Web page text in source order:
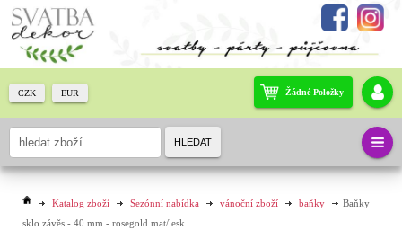
Katalog zboží Sezónní nabídka vánoční zboží baňky
Baňky
sklo závěs - 40 mm - rosegold mat/lesk
Žádné Položky
CZK EUR
HLEDAT